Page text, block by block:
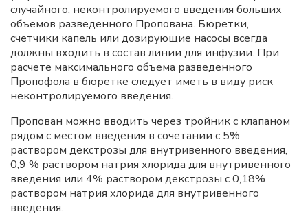
случайного, неконтролируемого введения больших
объемов разведенного Пропована. Бюретки,
счетчики капель или дозирующие насосы всегда
должны входить в состав линии для инфузии. При
расчете максимального объема разведенного
Пропофола в бюретке следует иметь в виду риск
неконтролируемого введения.
Пропован можно вводить через тройник с клапаном
рядом с местом введения в сочетании с 5%
раствором декстрозы для внутривенного введения,
0,9 % раствором натрия хлорида для внутривенного
введения или 4% раствором декстрозы с 0,18%
раствором натрия хлорида для внутривенного
введения.